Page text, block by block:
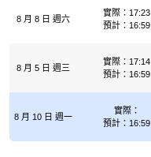
8 月 8 日 週六
實際：17:23
預計：16:59
8 月 5 日 週三
實際：17:14
預計：16:59
8 月 10 日 週一
實際：
預計：16:59